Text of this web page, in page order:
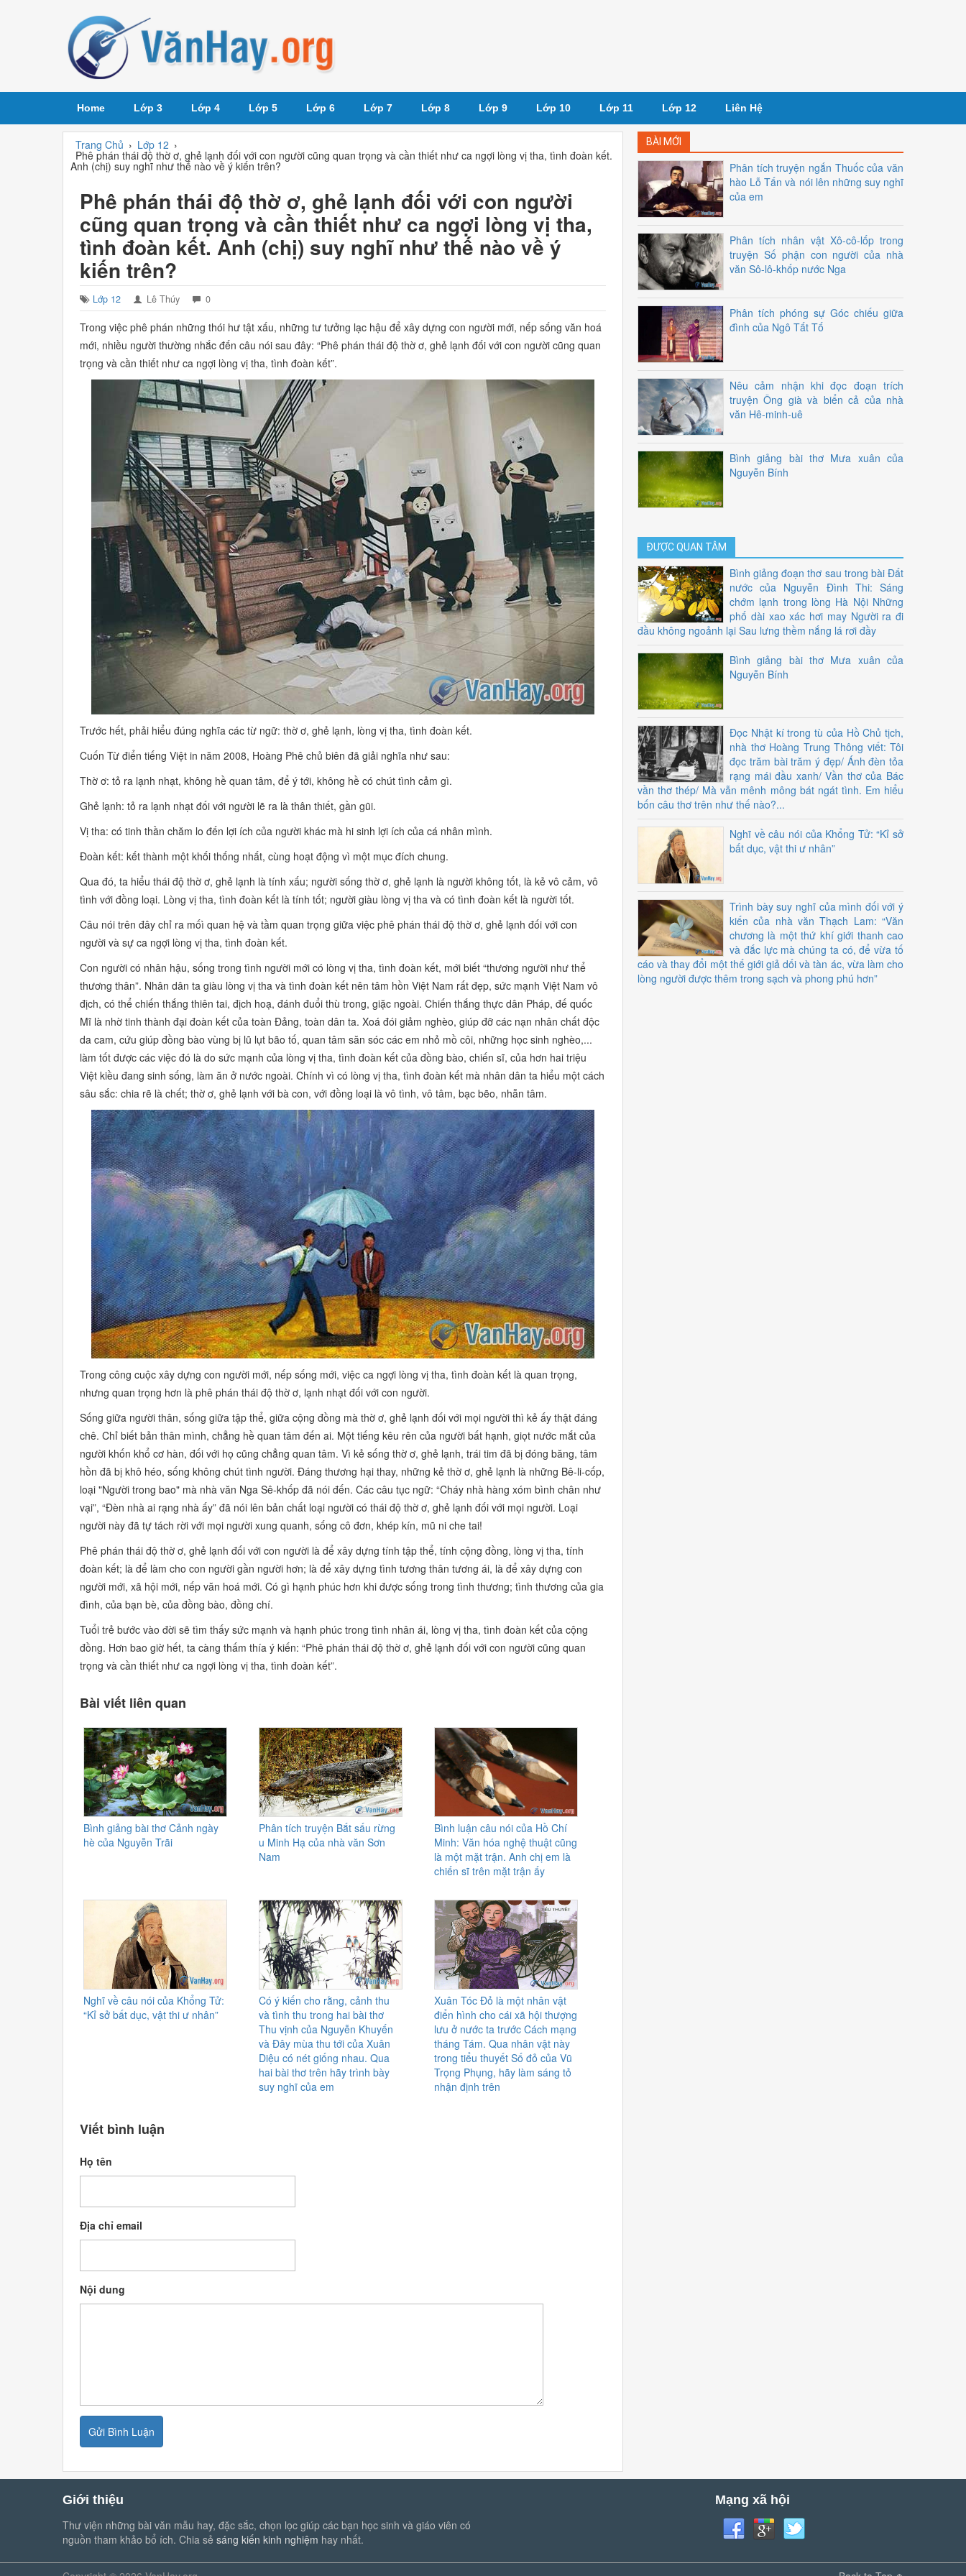
Home Lớp 3 Lớp 4 Lớp 5 Lớp 6 Lớp 7 Lớp 8 Lớp 9 Lớp 10 Lớp 11 Lớp 12 Liên Hệ
Trang Chủ › Lớp 12 ›
Phê phán thái độ thờ ơ, ghẻ lạnh đối với con người cũng quan trọng và cần thiết như ca ngợi lòng vị tha, tình đoàn kết.
Anh (chị) suy nghĩ như thế nào về ý kiến trên?
Phê phán thái độ thờ ơ, ghẻ lạnh đối với con người
cũng quan trọng và cần thiết như ca ngợi lòng vị tha,
tình đoàn kết. Anh (chị) suy nghĩ như thế nào về ý
kiến trên?
Lớp 12 Lê Thúy 0
Trong việc phê phán những thói hư tật xấu, những tư tưởng lạc hậu để xây dựng con người mới, nếp sống văn hoá
mới, nhiều người thường nhắc đến câu nói sau đây:“Phê phán thái độ thờ ơ, ghẻ lạnh đối với con người cũng quan
trọng và cần thiết như ca ngợi lòng vị tha, tình đoàn kết”.
Trước hết, phải hiểu đúng nghĩa các từ ngữ:thờ ơ, ghẻ lạnh, lòng vị tha, tình đoàn kết.
CuốnTừ điển tiếng Việt in năm 2008, Hoàng Phê chủ biên đã giải nghĩa như sau:
Thờ ơ: tỏ ra lạnh nhạt, không hề quan tâm, để ý tới, không hề có chút tình cảm gì.
Ghẻ lạnh: tỏ ra lạnh nhạt đối với người lẽ ra là thân thiết, gần gũi.
Vị tha: có tinh thần chăm lo đến lợi ích của người khác mà hi sinh lợi ích của cá nhân mình.
Đoàn kết: kết thành một khối thống nhất, cùng hoạt động vì một mục đích chung.
Qua đó, ta hiểu thái độ thờ ơ, ghẻ lạnh là tính xấu; người sống thờ ơ, ghẻ lạnh là người không tốt, là kẻ vô cảm, vô
tình với đồng loại. Lòng vị tha, tình đoàn kết là tính tốt; người giàu lòng vị tha và có tình đoàn kết là người tốt.
Câu nói trên đây chỉ ra mốì quan hệ và tầm quan trọng giữa việc phê phán thái độ thờơ, ghẻ lạnh đối với con
người và sự ca ngợi lòng vị tha, tình đoàn kết.
Con người có nhân hậu, sống trong tình người mới có lòng vị tha, tình đoàn kết, mới biết“thương người như thể
thương thân”. Nhân dân ta giàu lòng vị tha và tình đoàn kết nên tâm hồn Việt Nam rất đẹp, sức mạnh Việt Nam vô
địch, có thể chiến thắng thiên tai, địch hoạ, đánh đuổi thù trong, giặc ngoài. Chiến thắng thực dân Pháp, đế quốc
Mĩ là nhờ tinh thành đại đoàn kết của toàn Đảng, toàn dân ta. Xoá đói giảm nghèo, giúp đỡ các nạn nhân chất độc
da cam, cứu giúp đồng bào vùng bị lũ lụt bãotố, quan tâm săn sóc các em nhỏ mồ côi, những học sinh nghèo,...
làm tốt được các việc đó là do sức mạnh của lòng vị tha, tình đoàn kết của đồng bào, chiến sĩ, của hơn hai triệu
Việt kiều đang sinh sống, làm ăn ở nước ngoài. Chính vì có lòng vị tha, tình đoàn kết mà nhân dân ta hiểu một cách
sâu sắc: chia rẽ là chết; thờ ơ, ghẻ lạnh với bà con, với đồng loại là vô tình, vô tâm, bạc bẽo, nhẫn tâm.
Trong công cuộc xây dựng con người mới, nếp sống mới, việc ca ngợi lòng vị tha, tình đoàn kết là quan trọng,
nhưng quan trọng hơn là phê phán thái độ thờ ơ, lạnh nhạt đối với con người.
Sống giữa người thân, sống giữa tập thể, giữa cộng đồng mà thờ ơ, ghẻ lạnh đối với mọi người thì kẻ ấy thật đáng
chê. Chỉ biết bản thân mình, chẳng hề quan tâm đến ai. Một tiếng kêu rên của người bất hạnh, giọt nước mắt của
người khốn khổ cơ hàn, đối với họ cũng chẳng quan tâm. Vì kẻ sống thờ ơ, ghẻ lạnh, trái tim đã bị đóng băng, tâm
hồn đã bị khô héo, sống không chút tình người. Đáng thương hại thay, những kẻ thờ ơ, ghẻ lạnh là những Bê-li-cốp,
loại"Người trong bao" mà nhà văn Nga Sê-khốp đã nói đến. Các câu tục ngữ:“Cháy nhà hàng xóm bình chân như
vại”, “Đèn nhà ai rạng nhà ấy” đã nói lên bản chất loại người có thái độ thờ ơ, ghẻ lạnh đối với mọi người. Loại
người này đã tự tách rời với mọi người xung quanh, sống cô đơn, khép kín, mũ ni che tai!
Phê phán thái độ thờ ơ, ghẻ lạnh đối với con người là để xây dựng tính tập thể, tính cộng đồng, lòng vị tha, tính
đoàn kết; là để làm cho con người gần người hơn; là để xây dựng tình tương thân tương ái, là để xây dựng con
người mới, xã hội mới, nếp văn hoá mới. Có gì hạnh phúc hơn khi được sống trong tình thương; tình thương của gia
đình, của bạn bè, của đồng bào, đồng chí.
Tuổi trẻ bước vào đời sẽ tìm thấy sức mạnh và hạnh phúc trong tình nhân ái, lòng vị tha, tình đoàn kết của cộng
đồng. Hơn bao giờ hết, ta càng thấm thía ý kiến:“Phê phán thái độ thờ ơ, ghẻ lạnh đối với con người cũng quan
trọng và cần thiết như ca ngợi lòng vị tha, tình đoàn kết”.
Bài viết liên quan
Bình giảng bài thơ Cảnh ngày
hè của Nguyễn Trãi
Phân tích truyện Bắt sấu rừng
u Minh Hạ của nhà văn Sơn
Nam
Bình luận câu nói của Hồ Chí
Minh: Văn hóa nghệ thuật cũng
là một mặt trận. Anh chị em là
chiến sĩ trên mặt trận ấy
Nghĩ về câu nói của Khổng Tử:
“Kỉ sở bất dục, vật thi ư nhân”
Có ý kiến cho rằng, cảnh thu
và tình thu trong hai bài thơ
Thu vịnh của Nguyễn Khuyến
và Đây mùa thu tới của Xuân
Diệu có nét giống nhau. Qua
hai bài thơ trên hãy trình bày
suy nghĩ của em
Xuân Tóc Đỏ là một nhân vật
điển hình cho cái xã hội thượng
lưu ở nước ta trước Cách mạng
tháng Tám. Qua nhân vật này
trong tiểu thuyết Số đỏ của Vũ
Trọng Phụng, hãy làm sáng tỏ
nhận định trên
Viết bình luận
Họ tên
Địa chỉ email
Nội dung
BÀI MỚI
Phân tích truyện ngắn Thuốc của văn
hào Lỗ Tấn và nói lên những suy nghĩ
của em
Phân tích nhân vật Xô-cô-lốp trong
truyện Số phận con người của nhà
văn Sô-lô-khốp nước Nga
Phân tích phóng sự Góc chiếu giữa
đình của Ngô Tất Tố
Nêu cảm nhận khi đọc đoạn trích
truyện Ông già và biển cả của nhà
văn Hê-minh-uê
Bình giảng bài thơ Mưa xuân của
Nguyễn Bính
ĐƯỢC QUAN TÂM
Bình giảng đoạn thơ sau trong bài Đất
nước của Nguyễn Đình Thi: Sáng
chớm lạnh trong lòng Hà Nội Những
phố dài xao xác hơi may Người ra đi
đầu không ngoảnh lại Sau lưng thềm nắng lá rơi đầy
Bình giảng bài thơ Mưa xuân của
Nguyễn Bính
Đọc Nhật kí trong tù của Hồ Chủ tịch,
nhà thơ Hoàng Trung Thông viết: Tôi
đọc trăm bài trăm ý đẹp/ Ánh đèn tỏa
rạng mái đầu xanh/ Vần thơ của Bác
vần thơ thép/ Mà vẫn mênh mông bát ngát tình. Em hiểu
bốn câu thơ trên như thế nào?...
Nghĩ về câu nói của Khổng Tử: “Kỉ sở
bất dục, vật thi ư nhân”
Trình bày suy nghĩ của mình đối với ý
kiến của nhà văn Thạch Lam: “Văn
chương là một thứ khí giới thanh cao
và đắc lực mà chúng ta có, để vừa tố
cáo và thay đổi một thế giới giả dối và tàn ác, vừa làm cho
lòng người được thêm trong sạch và phong phú hơn”
Giới thiệu
Thư viện những bài văn mẫu hay, đặc sắc, chọn lọc giúp các bạn học sinh và giáo viên có
nguồn tham khảo bổ ích. Chia sẻ sáng kiến kinh nghiệm hay nhất.
Mạng xã hội